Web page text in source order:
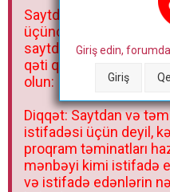
Giriş edin,
Giriş
Saytdakı materiallar
üçündür. Materialları
saytda və sosial
qəti qadağandır!
olun:
Diqqət: Saytdan və
istifadəsi üçün deyil,
proqram təminatları
mənbəyi kimi istifadə
və istifadə edənlərin